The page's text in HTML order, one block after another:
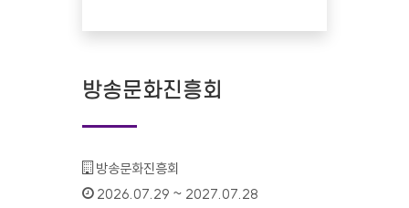
방송문화진흥회
기관명 :
방송문화진흥회
인증기간 :
2026.07.29 ~ 2027.07.28